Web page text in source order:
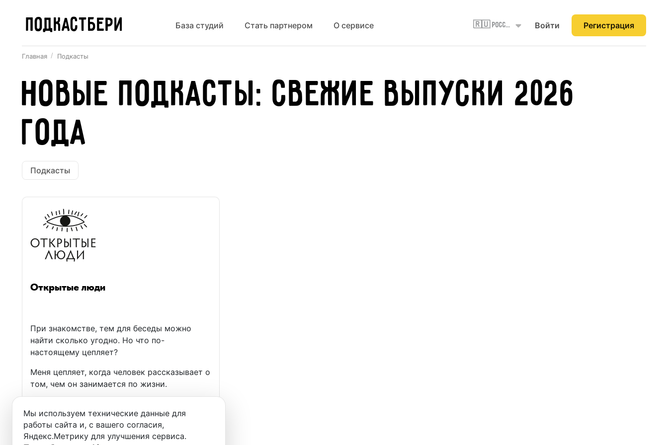
ПОДКАСТБЕРИ База студий Стать партнером О сервисе 🇷🇺 Россия Войти Регистрация
Главная Подкасты
Новые подкасты: свежие выпуски 2026
года
Подкасты
Открытые люди
При знакомстве, тем для беседы можно
найти сколько угодно. Но что по-
настоящему цепляет?
Меня цепляет, когда человек рассказывает о
том, чем он занимается по жизни.
понимать человека и смотреть на мир не
только через призму своего опыта.
Мы используем технические данные для
работы сайта и, с вашего согласия,
Яндекс.Метрику для улучшения сервиса.